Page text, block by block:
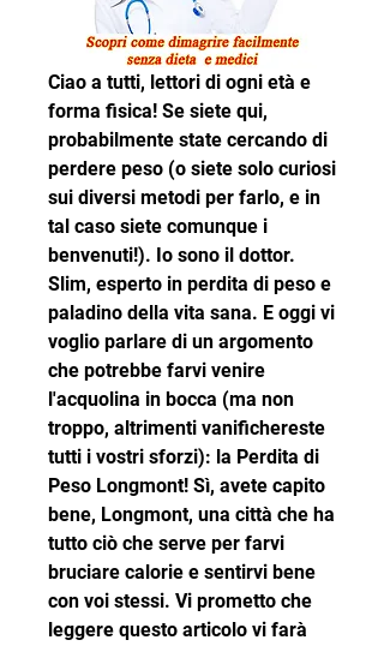
Ciao a tutti, lettori di ogni età e
forma fisica! Se siete qui,
probabilmente state cercando di
perdere peso (o siete solo curiosi
sui diversi metodi per farlo, e in
tal caso siete comunque i
benvenuti!). Io sono il dottor.
Slim, esperto in perdita di peso e
paladino della vita sana. E oggi vi
voglio parlare di un argomento
che potrebbe farvi venire
l'acquolina in bocca (ma non
troppo, altrimenti vanifichereste
tutti i vostri sforzi): la Perdita di
Peso Longmont! Sì, avete capito
bene, Longmont, una città che ha
tutto ciò che serve per farvi
bruciare calorie e sentirvi bene
con voi stessi. Vi prometto che
leggere questo articolo vi farà